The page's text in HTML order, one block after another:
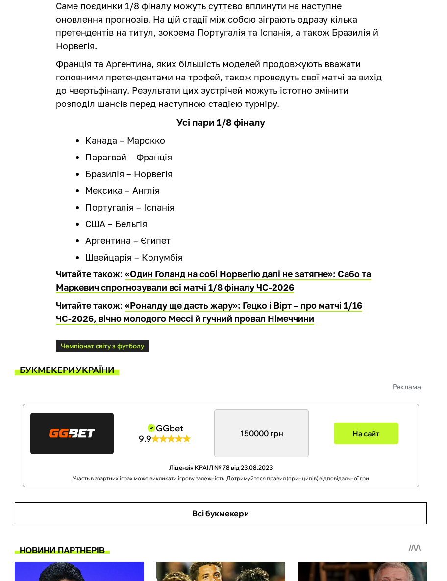
Саме поєдинки 1/8 фіналу можуть суттєво вплинути на наступне
оновлення прогнозів. На цій стадії між собою зіграють одразу кілька
претендентів на титул, зокрема Португалія та Іспанія, а також Бразилія й
Норвегія.
Франція та Аргентина, яких більшість моделей продовжують вважати
головними претендентами на трофей, також проведуть свої матчі за вихід
до чвертьфіналу. Результати цих зустрічей можуть істотно змінити
розподіл шансів перед наступною стадією турніру.
Усі пари 1/8 фіналу
Канада – Марокко
Парагвай – Франція
Бразилія – Норвегія
Мексика – Англія
Португалія – Іспанія
США – Бельгія
Аргентина – Єгипет
Швейцарія – Колумбія
Читайте також:«Один Голанд на собі Норвегію далі не затягне»: Сабо та
Маркевич спрогнозували всі матчі 1/8 фіналу ЧС-2026
Читайте також:«Роналду ще дасть жару»: Гецко і Вірт – про матчі 1/16
ЧС-2026, вічно молодого Мессі й гучний провал Німеччини
Чемпіонат світу з футболу
БУКМЕКЕРИ УКРАЇНИ
Реклама
GGbet
9.9
150000 грн На сайт
Ліцензія КРАІЛ № 78 від 23.08.2023
Участь в азартних іграх може викликати ігрову залежність. Дотримуйтеся правил (принципів) відповідальної гри
Всі букмекери